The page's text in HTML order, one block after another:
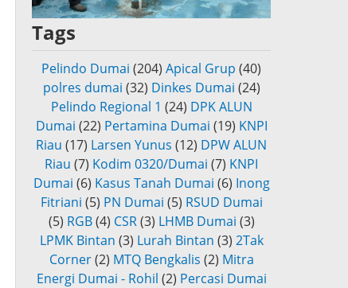
Tags
Pelindo Dumai (204) Apical Grup (40)
polres dumai (32) Dinkes Dumai (24)
Pelindo Regional 1 (24) DPK ALUN
Dumai (22) Pertamina Dumai (19) KNPI
Riau (17) Larsen Yunus (12) DPW ALUN
Riau (7) Kodim 0320/Dumai (7) KNPI
Dumai (6) Kasus Tanah Dumai (6) Inong
Fitriani (5) PN Dumai (5) RSUD Dumai
(5) RGB (4) CSR (3) LHMB Dumai (3)
LPMK Bintan (3) Lurah Bintan (3) 2Tak
Corner (2) MTQ Bengkalis (2) Mitra
Energi Dumai - Rohil (2) Percasi Dumai